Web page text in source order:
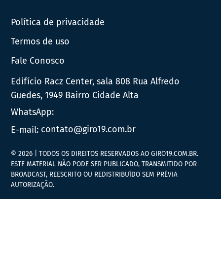
Política de privacidade
Termos de uso
Fale Conosco
Edifício Racz Center, sala 808 Rua Alfredo
Guedes, 1949 Bairro Cidade Alta
WhatsApp:
E-mail: contato@giro19.com.br
© 2026 | TODOS OS DIREITOS RESERVADOS AO GIRO19.COM.BR.
ESTE MATERIAL NÃO PODE SER PUBLICADO, TRANSMITIDO POR
BROADCAST, REESCRITO OU REDISTRIBUÍDO SEM PRÉVIA
AUTORIZAÇÃO.